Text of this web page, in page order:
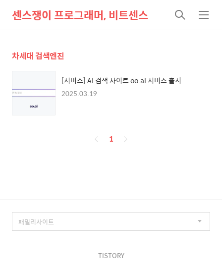
센스쟁이 프로그래머, 비트센스
검
색
메
뉴
차세대 검색엔진
[서비스] AI 검색 사이트 oo.ai 서비스 출시
2025.03.19
페
1
TISTORY